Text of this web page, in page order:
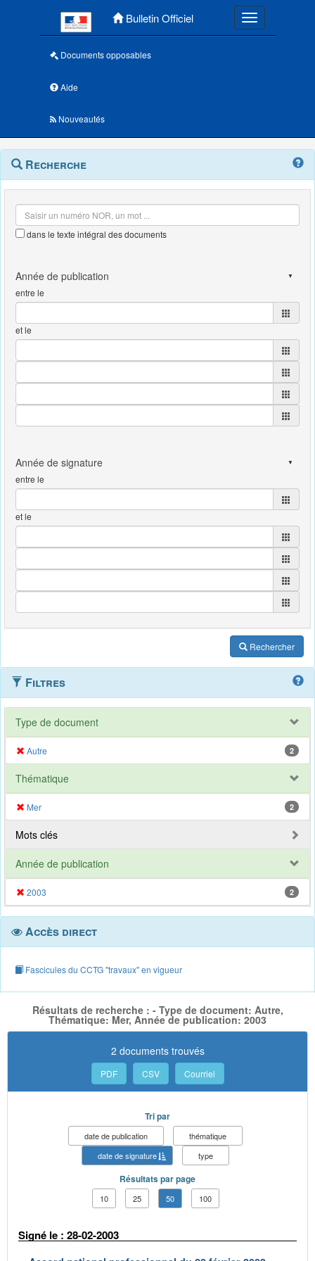
Bulletin Officiel Toggle
Documents opposables
Aide
Nouveautés
Navigation
outils
Menu
contextuel
Recherche
dans le texte intégral des documents
entre le
et le
entre le
et le
Rechercher
Filtres
Type de document
Autre 2
Thématique
Mer 2
Mots clés
Année de publication
2003 2
Accès direct
Fascicules du CCTG "travaux" en vigueur
Résultats de recherche : - Type de document: Autre,
Thématique: Mer, Année de publication: 2003
2 documents trouvés
PDF CSV Courriel
Tri par
date de publication
thématique
date de signature
type
Résultats par page
10 25 50 100
Signé le : 28-02-2003